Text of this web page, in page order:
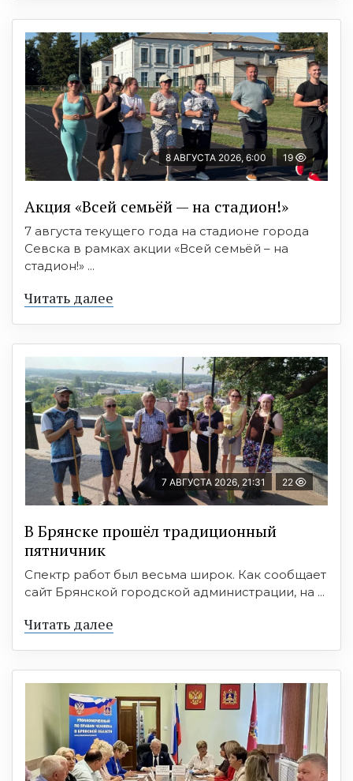
8 АВГУСТА 2026, 6:00 19
Акция «Всей семьёй — на стадион!»
7 августа текущего года на стадионе города
Севска в рамках акции «Всей семьёй – на
стадион!» ...
Читать далее
7 АВГУСТА 2026, 21:31 22
В Брянске прошёл традиционный
пятничник
Спектр работ был весьма широк. Как сообщает
сайт Брянской городской администрации, на ...
Читать далее